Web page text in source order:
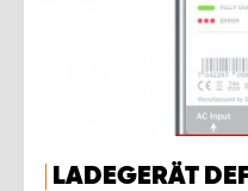
LADEGERÄT